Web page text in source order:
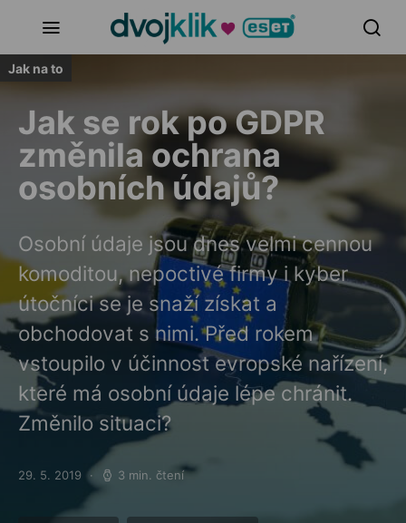
Jak na to
Jak se rok po GDPR
změnila ochrana
osobních údajů?
Osobní údaje jsou dnes velmi cennou
komoditou, nepoctivé firmy i kyber
útočníci se je snaží získat a
obchodovat s nimi. Před rokem
vstoupilo v účinnost evropské nařízení,
které má osobní údaje lépe chránit.
Změnilo situaci?
Posted on
29. 5. 2019 3 min. čtení